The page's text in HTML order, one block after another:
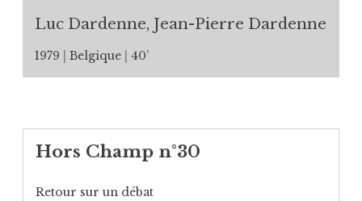
Luc Dardenne, Jean-Pierre Dardenne
1979 Belgique 40’
Hors Champ n°30
Retour sur un débat